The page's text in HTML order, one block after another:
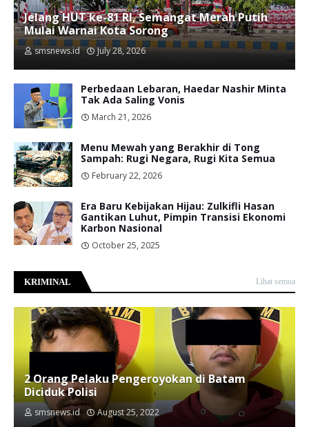
Jelang HUT ke-81 RI, Semangat Merah Putih
Mulai Warnai Kota Sorong
smsnews.id July 28, 2026
Perbedaan Lebaran, Haedar Nashir Minta
Tak Ada Saling Vonis
March 21, 2026
Menu Mewah yang Berakhir di Tong
Sampah: Rugi Negara, Rugi Kita Semua
February 22, 2026
Era Baru Kebijakan Hijau: Zulkifli Hasan
Gantikan Luhut, Pimpin Transisi Ekonomi
Karbon Nasional
October 25, 2025
KRIMINAL Lihat semua
2 Orang Pelaku Pengeroyokan di Batam
Diciduk Polisi
smsnews.id August 25, 2022